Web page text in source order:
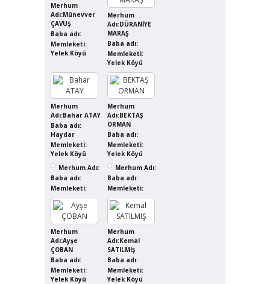
Merhum
Adı:Münevver
ÇAVUŞ
Baba adı:
Memleketi:
Yelek Köyü
Merhum
Adı:DÜRANİYE
MARAŞ
Baba adı:
Memleketi:
Yelek Köyü
Merhum
Adı:Bahar ATAY
Baba adı:
Haydar
Memleketi:
Yelek Köyü
Merhum
Adı:BEKTAŞ
ORMAN
Baba adı:
Memleketi:
Yelek Köyü
Merhum Adı:
Baba adı:
Memleketi:
Merhum Adı:
Baba adı:
Memleketi:
Merhum
Adı:Ayşe
ÇOBAN
Baba adı:
Memleketi:
Yelek Köyü
Merhum
Adı:Kemal
SATILMIŞ
Baba adı:
Memleketi:
Yelek Köyü